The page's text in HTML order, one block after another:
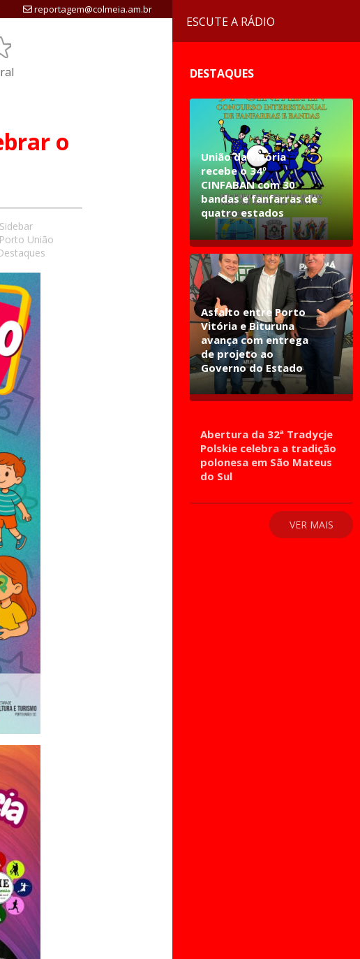
reportagem@colmeia.am.br
o
Porto União
ESCUTE A RÁDIO
DESTAQUES
União da Vitória
recebe o 34º
CINFABAN com 30
bandas e fanfarras de
quatro estados
Asfalto entre Porto
Vitória e Bituruna
avança com entrega
de projeto ao
Governo do Estado
Abertura da 32ª Tradycje
Polskie celebra a tradição
polonesa em São Mateus
do Sul
VER MAIS